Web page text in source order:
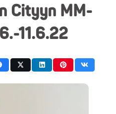
Cityyn MM-
11.6.22